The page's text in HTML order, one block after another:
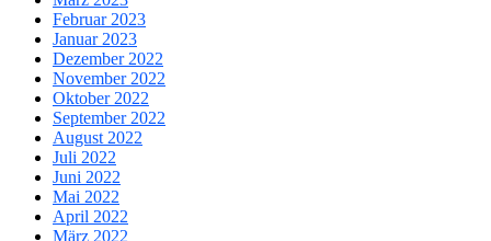
Februar 2023
Januar 2023
Dezember 2022
November 2022
Oktober 2022
September 2022
August 2022
Juli 2022
Juni 2022
Mai 2022
April 2022
März 2022